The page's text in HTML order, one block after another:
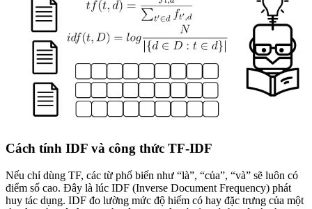
Cách tính IDF và công thức TF-IDF
Nếu chỉ dùng TF, các từ phổ biến như “là”, “của”, “và” sẽ luôn có
điểm số cao. Đây là lúc IDF (Inverse Document Frequency) phát
huy tác dụng. IDF đo lường mức độ hiếm có hay đặc trưng của một